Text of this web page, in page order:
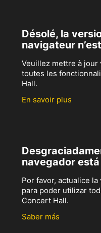
Désolé, la
navigateur
Veuillez mettre à
toutes les
Hall.
En savoir plus
navegador
Por favor, actualice
para poder utilizar
Concert Hall.
Saber más